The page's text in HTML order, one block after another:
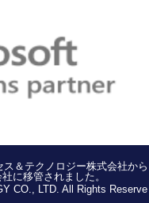
＆テクノロジー株式会社から
に移管されました。
CO., LTD. All Rights Reserve